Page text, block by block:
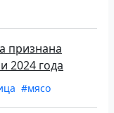
признана
2024 года
#мясо